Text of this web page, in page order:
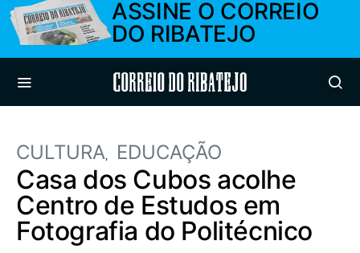
ASSINE O CORREIO
DO RIBATEJO
Correio do Ribatejo
CULTURA EDUCAÇÃO
Casa dos Cubos acolhe
Centro de Estudos em
Fotografia do Politécnico